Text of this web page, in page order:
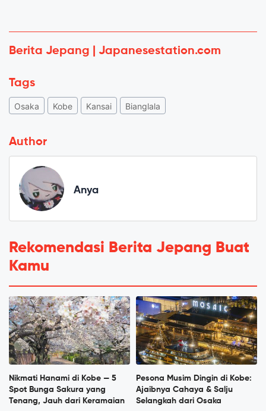
Berita Jepang | Japanesestation.com
Tags
Osaka Kobe Kansai Bianglala
Author
Anya
Rekomendasi Berita Jepang Buat
Kamu
Nikmati Hanami di Kobe — 5
Spot Bunga Sakura yang
Tenang, Jauh dari Keramaian
Pesona Musim Dingin di Kobe:
Ajaibnya Cahaya & Salju
Selangkah dari Osaka